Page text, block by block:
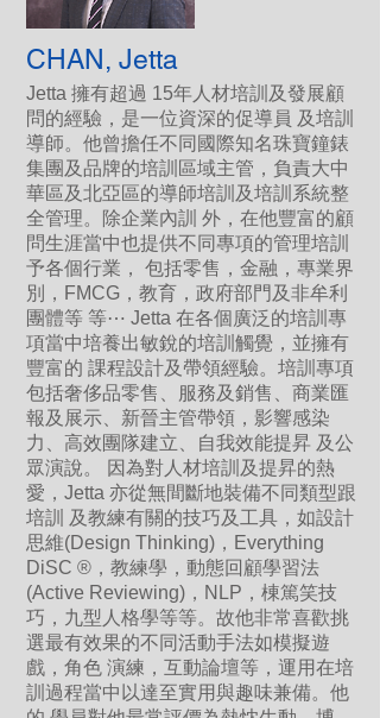
CHAN, Jetta
Jetta 擁有超過 15年人材培訓及發展顧
問的經驗，是一位資深的促導員 及培訓
導師。他曾擔任不同國際知名珠寶鐘錶
集團及品牌的培訓區域主管，負責大中
華區及北亞區的導師培訓及培訓系統整
全管理。除企業內訓 外，在他豐富的顧
問生涯當中也提供不同專項的管理培訓
予各個行業， 包括零售，金融，專業界
別，FMCG，教育，政府部門及非牟利
團體等 等⋯ Jetta 在各個廣泛的培訓專
項當中培養出敏銳的培訓觸覺，並擁有
豐富的 課程設計及帶領經驗。培訓專項
包括奢侈品零售、服務及銷售、商業匯
報及展示、新晉主管帶領，影響感染
力、高效團隊建立、自我效能提昇 及公
眾演說。 因為對人材培訓及提昇的熱
愛，Jetta 亦從無間斷地裝備不同類型跟
培訓 及教練有關的技巧及工具，如設計
思維(Design Thinking)，Everything
DiSC ®，教練學，動態回顧學習法
(Active Reviewing)，NLP，棟篤笑技
巧，九型人格學等等。故他非常喜歡挑
選最有效果的不同活動手法如模擬遊
戲，角色 演練，互動論壇等，運用在培
訓過程當中以達至實用與趣味兼備。他